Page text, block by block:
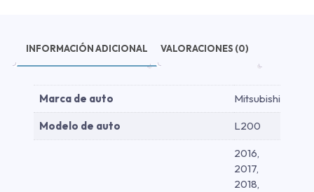
INFORMACIÓN ADICIONAL VALORACIONES (0)
Marca de auto Mitsubishi
Modelo de auto L200
2016,
2017,
2018,